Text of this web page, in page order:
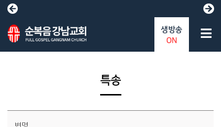
특송
생방송
ON